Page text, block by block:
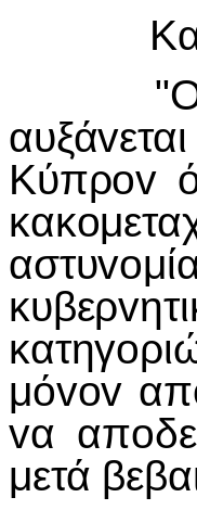
"Οπως
Κύπρov
μόvov
vα
μετά